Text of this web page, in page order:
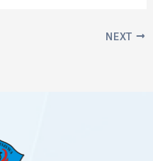
NEXT